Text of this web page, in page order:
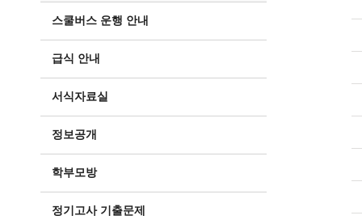
스쿨버스 운행 안내
급식 안내
서식자료실
정보공개
학부모방
정기고사 기출문제